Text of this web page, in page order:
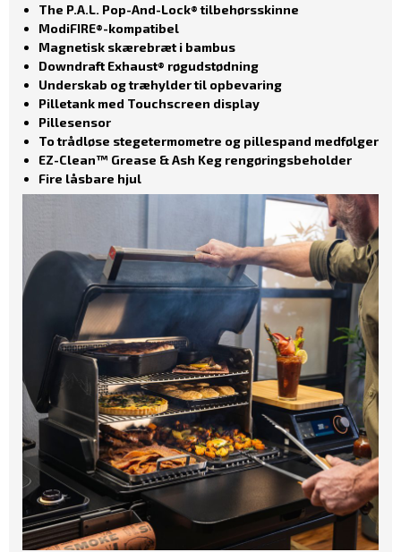
The P.A.L. Pop-And-Lock® tilbehørsskinne
ModiFIRE®-kompatibel
Magnetisk skærebræt i bambus
Downdraft Exhaust® røgudstødning
Underskab og træhylder til opbevaring
Pilletank med Touchscreen display
Pillesensor
To trådløse stegetermometre og pillespand medfølger
EZ-Clean™ Grease & Ash Keg rengøringsbeholder
Fire låsbare hjul